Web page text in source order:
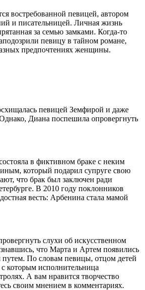
востребованной певицей, автором
и писательницей. Личная жизнь
за семью замками. Когда-то
певицу в тайном романе,
предпочтениях женщины.
певицей Земфирой и даже
Диана поспешила опровергнуть
в фиктивном браке с неким
который подарил супруге свою
что брак был заключен ради
В 2010 году поклонников
весть: Арбенина стала мамой
слухи об искусственном
что Марта и Артем появились
путем. По словам певицы, отцом детей
которым исполнительница
А вам нравится творчество
своим мнением в комментариях.